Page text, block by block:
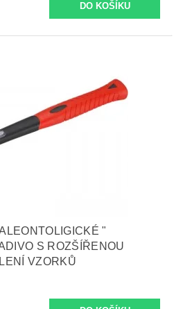
"
S ROZŠÍŘENOU
VZORKŮ